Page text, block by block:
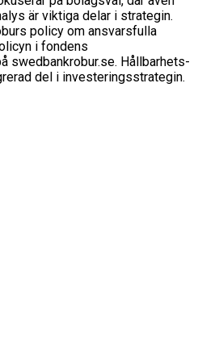
är viktiga delar i strategin.
policy om ansvarsfulla
i fondens
swedbankrobur.se. Hållbarhets-
del i investeringsstrategin.